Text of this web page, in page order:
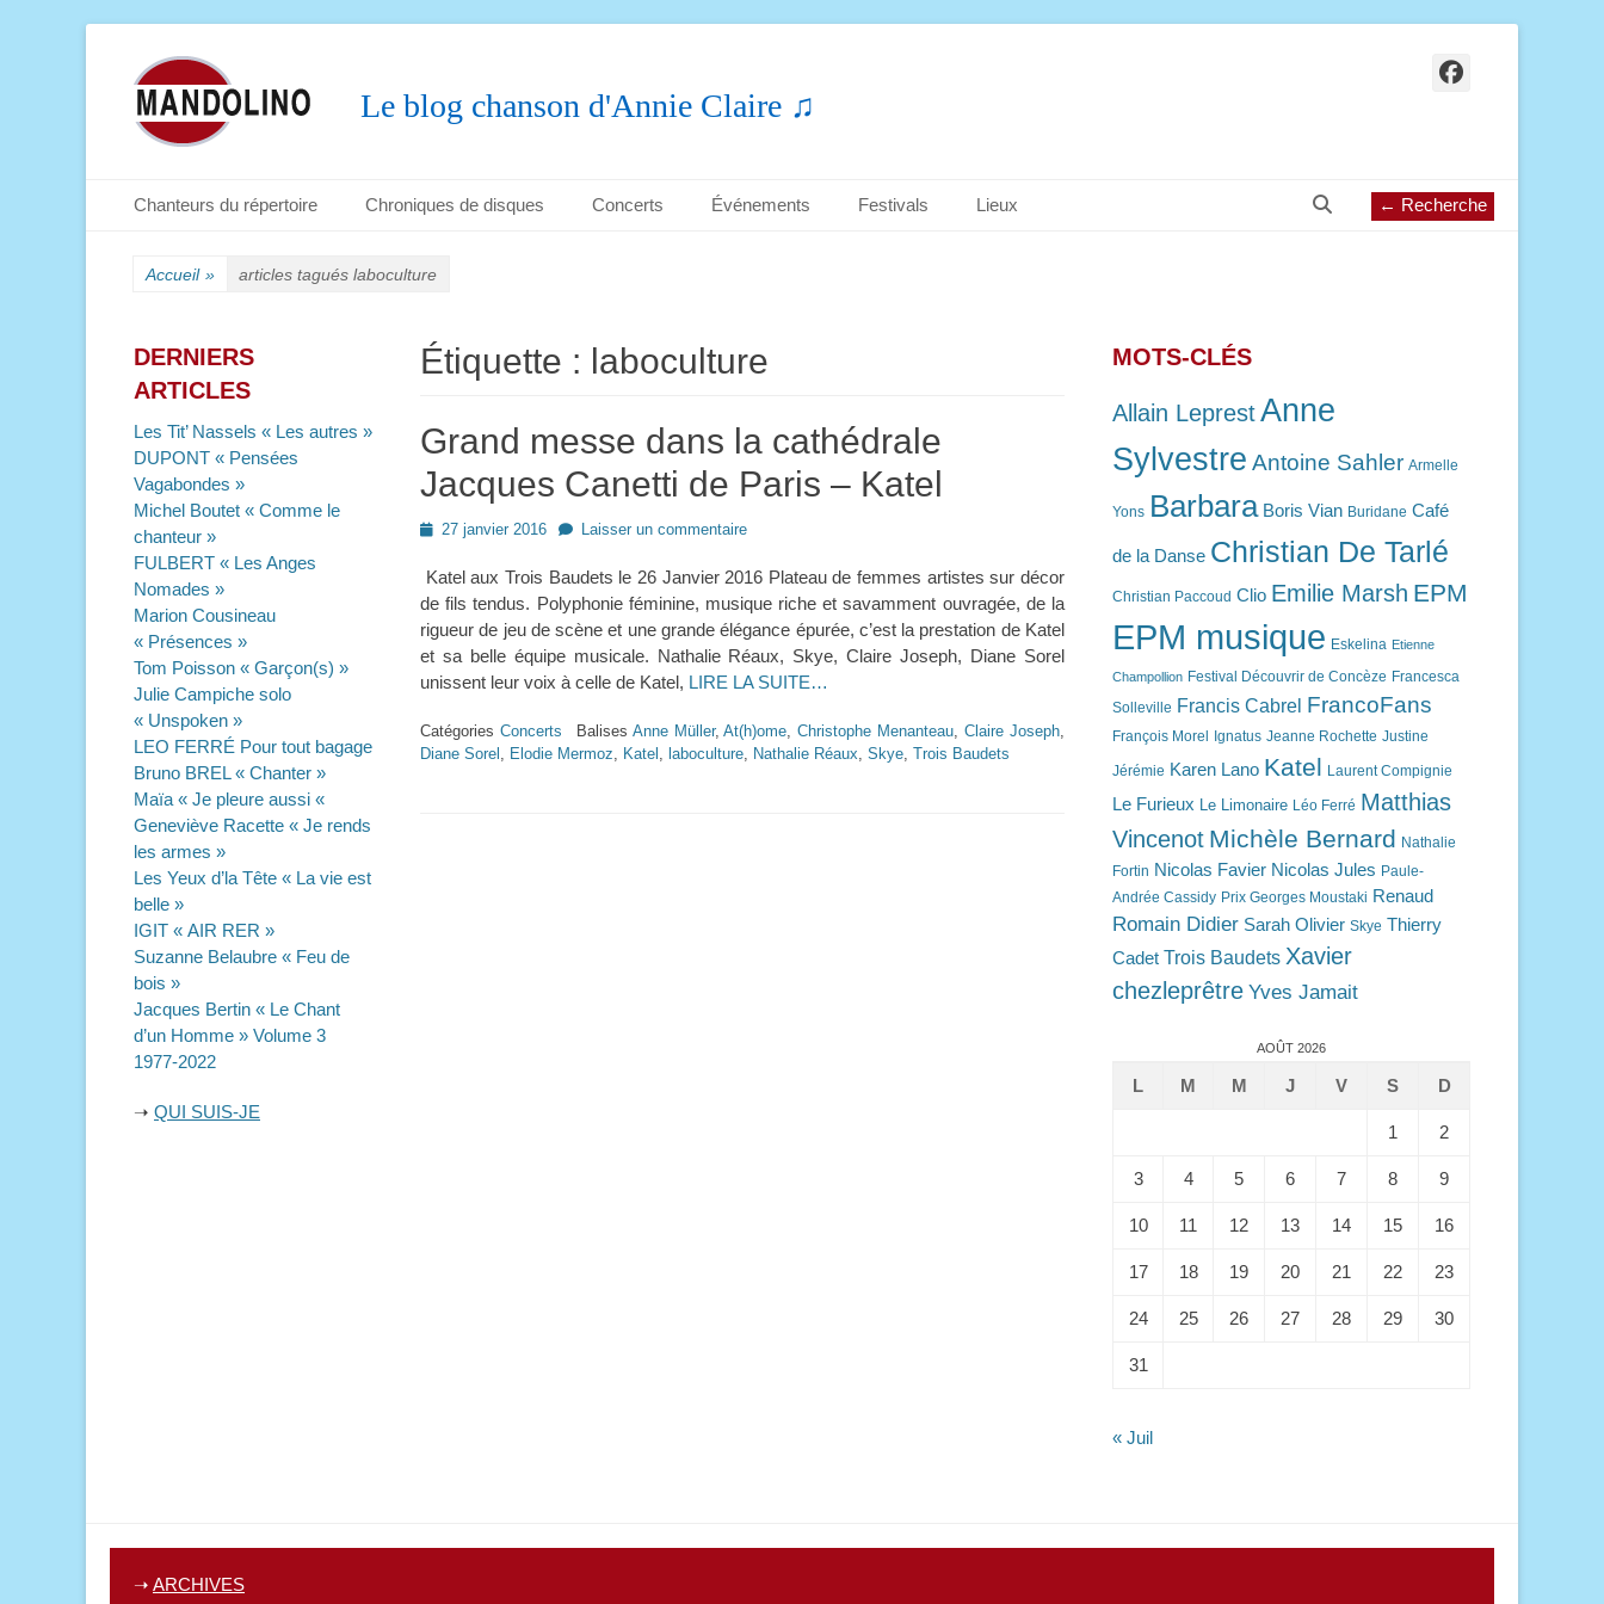
Le blog chanson d'Annie Claire ♫
Facebook
Menu principal
Chanteurs du répertoire Chroniques de disques Concerts Événements Festivals Lieux ← Recherche
Recherche
Accueil » articles tagués laboculture
Étiquette : laboculture
Grand messe dans la cathédrale
Jacques Canetti de Paris – Katel
Posted27 janvier 2016 Laisser un commentaire
Katel aux Trois Baudets le 26 Janvier 2016 Plateau de femmes artistes sur décor
de fils tendus. Polyphonie féminine, musique riche et savamment ouvragée, de la
rigueur de jeu de scène et une grande élégance épurée, c’est la prestation de Katel
et sa belle équipe musicale. Nathalie Réaux, Skye, Claire Joseph, Diane Sorel
unissent leur voix à celle de Katel, LIRE LA SUITE…
Catégories Concerts Balises Anne Müller,At(h)ome,Christophe Menanteau,Claire Joseph,
Diane Sorel , Elodie Mermoz, Katel , laboculture, Nathalie Réaux, Skye, Trois Baudets
MOTS-CLÉS
Allain LeprestAnne
Sylvestre Antoine Sahler Armelle
Yons Barbara Boris Vian Buridane Café
de la Danse Christian De Tarlé
Christian Paccoud Clio Emilie Marsh EPM
EPM musique Eskelina Etienne
Champollion Festival Découvrir de Concèze Francesca
Solleville Francis Cabrel FrancoFans
François Morel Ignatus Jeanne Rochette Justine
Jérémie Karen Lano Katel Laurent Compignie
Le Furieux Le Limonaire Léo Ferré Matthias
Vincenot Michèle Bernard Nathalie
Fortin Nicolas Favier Nicolas Jules Paule-
Andrée Cassidy Prix Georges Moustaki Renaud
Romain Didier Sarah Olivier Skye Thierry
Cadet Trois Baudets Xavier
chezleprêtre Yves Jamait
AOÛT 2026
L M M J V S D
1 2
3 4 5 6 7 8 9
10 11 12 13 14 15 16
17 18 19 20 21 22 23
24 25 26 27 28 29 30
31
« Juil
DERNIERS
ARTICLES
Les Tit’ Nassels « Les autres »
DUPONT « Pensées
Vagabondes »
Michel Boutet « Comme le
chanteur »
FULBERT « Les Anges
Nomades »
Marion Cousineau
« Présences »
Tom Poisson « Garçon(s) »
Julie Campiche solo
« Unspoken »
LEO FERRÉ Pour tout bagage
Bruno BREL « Chanter »
Maïa « Je pleure aussi «
Geneviève Racette « Je rends
les armes »
Les Yeux d’la Tête « La vie est
belle »
IGIT « AIR RER »
Suzanne Belaubre « Feu de
bois »
Jacques Bertin « Le Chant
d’un Homme » Volume 3
1977-2022
➝ QUI SUIS-JE
➝ ARCHIVES